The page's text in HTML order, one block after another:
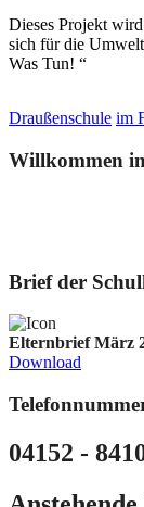
Dieses Projekt
sich für die
Was Tun! “
Draußenschule im
Willkommen
Brief der
Elternbrief März
Download
04152 -